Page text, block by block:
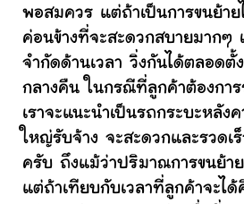
พอสมควร แต่ถ้าเป็นการขนย้า
ค่อนข้างที่จะสะดวกสบายมากๆ
จำกัดด้านเวลา วิ่งกันได้ตลอดตั้
กลางคืน ในกรณีที่ลูกค้าต้องกา
เราจะแนะนำเป็นรถกระบะหลัง
ใหญ่รับจ้าง จะสะดวกและรวดเ
ครับ ถึงแม้ว่าปริมาณการขนย้าย
แต่ถ้าเทียบกับเวลาที่ลูกค้าจะไ